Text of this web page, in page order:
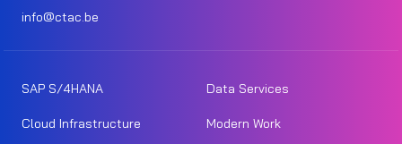
info@ctac.be
SAP S/4HANA Data Services
Cloud Infrastructure Modern Work